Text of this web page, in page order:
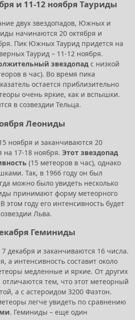
и 11-12 ноября Тауриды
двух звездопадов, Южных и
начинаются 20 октября и
Пик Южных Таурид придется на
Таурид – 11-12 ноября.
звездопад с низкой
в час). Во время пика
остается приблизительно
очень яркие, как и вспышки.
в созвездии Тельца.
Леониды
ноября и заканчиваются 20
на 17-18 ноября. Этот звездопад
(15 метеоров в час), однако
Так, в 1966 году он был
можно было увидеть несколько
принимают форму метеорного
этом году его интенсивность будет
Льва.
Геминиды
декабря и заканчиваются 16 числа.
а интенсивность составит около
медленные и яркие. От других
тем, что этот метеорный
а с астероидом 3200 Фаэтон.
легче увидеть по сравнению
. Геминиды – еще один